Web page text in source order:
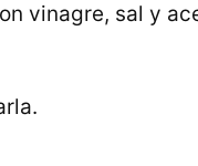
vinagre, sal y